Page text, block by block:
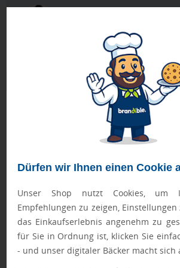
Dürfen wir Ihnen einen Cookie
Unser Shop nutzt Cookies, um
Empfehlungen zu zeigen,
das Einkaufserlebnis angenehm zu
für Sie in Ordnung ist, klicken Sie
- und unser digitaler Bäcker macht sich
Zusatzinformation
007-110741001
Ferrero
Gewicht inkl.
Verpackung:
ca. 63,8 g
Verpackung:
Verpackungseinh.: 70